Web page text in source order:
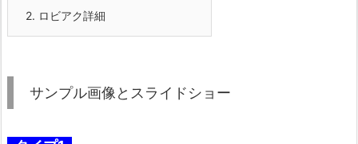
2. ロビアク詳細
サンプル画像とスライドショー